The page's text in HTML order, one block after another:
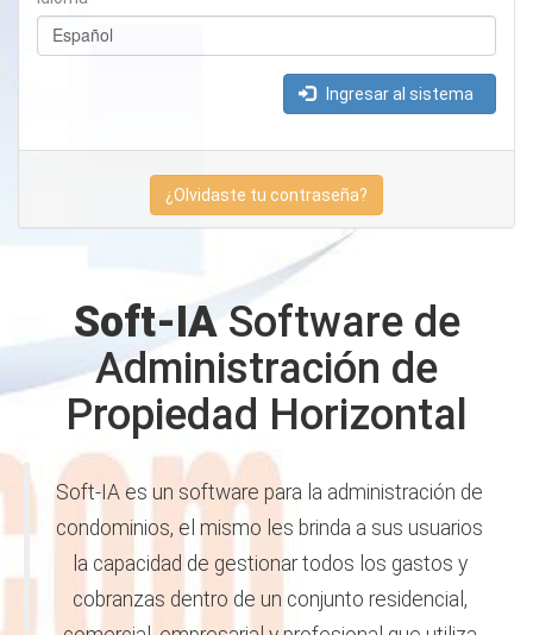
Español
Idioma
Ingresar al sistema
¿Olvidaste tu contraseña?
Soft-IASoftware de
Administración de
Propiedad Horizontal
Soft-IA es un software para la administración de
condominios, el mismo les brinda a sus usuarios
la capacidad de gestionar todos los gastos y
cobranzas dentro de un conjunto residencial,